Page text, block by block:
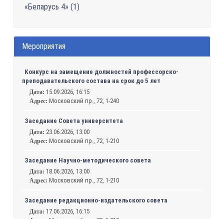
«Беларусь 4» (1)
Мероприятия
Конкурс на замещение должностей профессорско-
преподавательского состава на срок до 5 лет
Дата: 15.09.2026, 16:15
Адрес: Московский пр., 72, 1-240
Заседание Совета университета
Дата: 23.06.2026, 13:00
Адрес: Московский пр., 72, 1-210
Заседание Научно-методического совета
Дата: 18.06.2026, 13:00
Адрес: Московский пр., 72, 1-210
Заседание редакционно-издательского совета
Дата: 17.06.2026, 16:15